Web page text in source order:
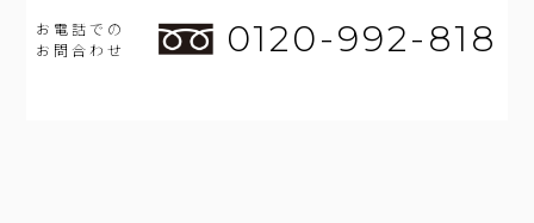
お電話での
お問合わせ
0120-992-818